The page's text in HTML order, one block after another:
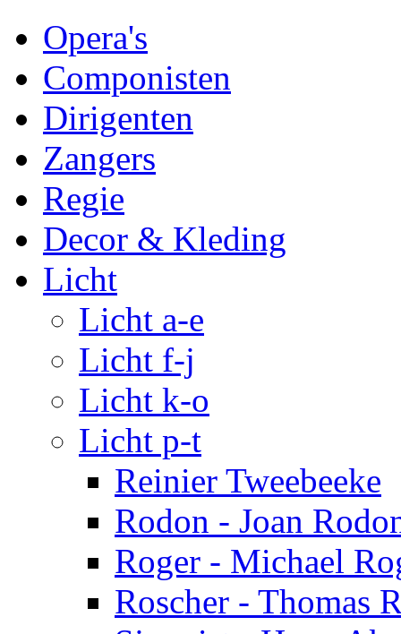
Opera's
Componisten
Dirigenten
Zangers
Regie
Decor & Kleding
Licht
Licht a-e
Licht f-j
Licht k-o
Licht p-t
Reinier Tweebeeke
Rodon - Joan
Roger - Michael
Roscher - Thomas